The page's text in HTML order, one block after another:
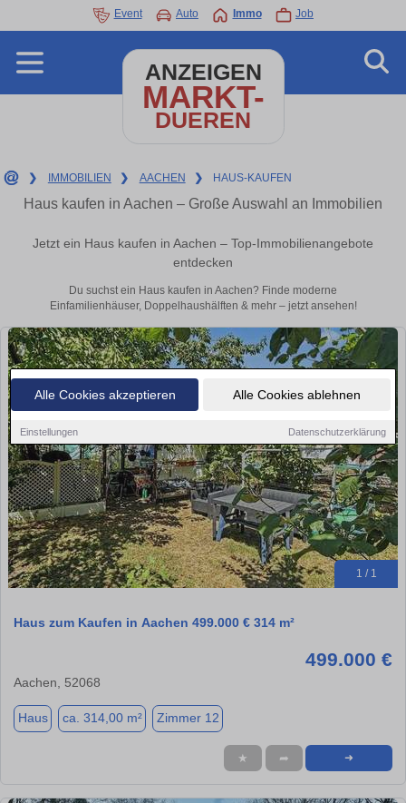
Alle Cookies akzeptieren Alle Cookies ablehnen
Einstellungen Datenschutzerklärung
Event Auto Immo Job
ANZEIGEN
MARKT-
DUEREN
❯ IMMOBILIEN ❯ AACHEN ❯ HAUS-KAUFEN
Haus kaufen in Aachen – Große Auswahl an Immobilien
Jetzt ein Haus kaufen in Aachen – Top-Immobilienangebote
entdecken
Du suchst ein Haus kaufen in Aachen? Finde moderne
Einfamilienhäuser, Doppelhaushälften & mehr – jetzt ansehen!
1 / 1
Haus zum Kaufen in Aachen 499.000 € 314 m²
499.000 €
Aachen, 52068
Haus ca. 314,00 m² Zimmer 12
★ ➦ ➜